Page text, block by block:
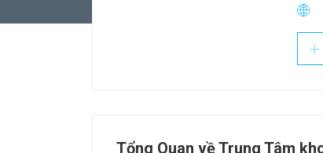
Tổng Quan về Trung Tâm